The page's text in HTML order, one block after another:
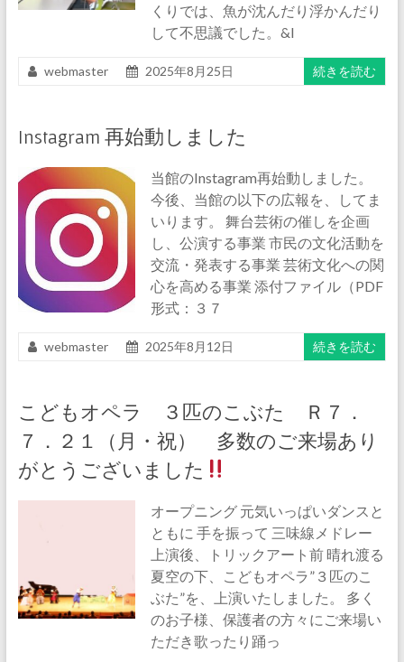
くりでは、魚が沈んだり浮かんだり
して不思議でした。&l
webmaster 2025年8月25日 続きを読む
Instagram 再始動しました
当館のInstagram再始動しました。
今後、当館の以下の広報を、してま
いります。 舞台芸術の催しを企画
し、公演する事業 市民の文化活動を
交流・発表する事業 芸術文化への関
心を高める事業 添付ファイル（PDF
形式：３７
webmaster 2025年8月12日 続きを読む
こどもオペラ ３匹のこぶた Ｒ７．
７．２１（月・祝） 多数のご来場あり
がとうございました
オープニング 元気いっぱいダンスと
ともに 手を振って 三味線メドレー
上演後、トリックアート前 晴れ渡る
夏空の下、こどもオペラ”３匹のこ
ぶた”を、上演いたしました。 多く
のお子様、保護者の方々にご来場い
ただき歌ったり踊っ